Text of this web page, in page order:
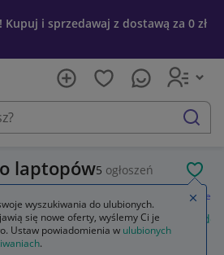
i sprzedawaj z dostawą za 0 zł
szukaj
laptopów5 ogłoszeń
Płyty główne
dystans do płyty głównej śrubki do
wyszukiwania do ulubionych.
się nowe oferty, wyślemy Ci je
Ustaw powiadomienia w ulubionych
.